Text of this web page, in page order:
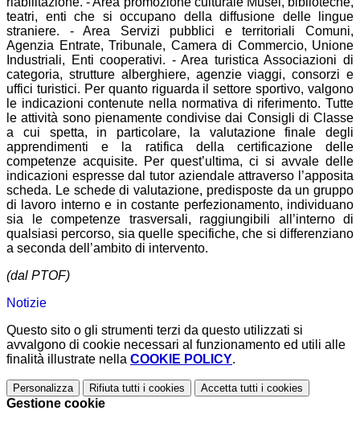
teatri, enti che si occupano della diffusione delle lingue
straniere. - Area Servizi pubblici e territoriali Comuni,
Agenzia Entrate, Tribunale, Camera di Commercio, Unione
Industriali, Enti cooperativi. - Area turistica Associazioni di
categoria, strutture alberghiere, agenzie viaggi, consorzi e
uffici turistici. Per quanto riguarda il settore sportivo, valgono
le indicazioni contenute nella normativa di riferimento. Tutte
le attività sono pienamente condivise dai Consigli di Classe
a cui spetta, in particolare, la valutazione finale degli
apprendimenti e la ratifica della certificazione delle
competenze acquisite. Per quest’ultima, ci si avvale delle
indicazioni espresse dal tutor aziendale attraverso l’apposita
scheda. Le schede di valutazione, predisposte da un gruppo
di lavoro interno e in costante perfezionamento, individuano
sia le competenze trasversali, raggiungibili all’interno di
qualsiasi percorso, sia quelle specifiche, che si differenziano
a seconda dell’ambito di intervento.
(dal PTOF)
Notizie
Questo sito o gli strumenti terzi da questo utilizzati si
avvalgono di cookie necessari al funzionamento ed utili alle
finalità illustrate nella COOKIE POLICY.
Personalizza Rifiuta tutti i cookies Accetta tutti i cookies
Gestione cookie